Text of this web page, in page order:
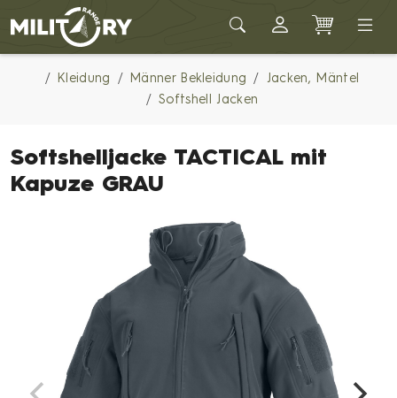
Army shop MILITARY RANGE
Kleidung Männer Bekleidung
Jacken, Mäntel
Softshell Jacken
Softshelljacke TACTICAL mit
Kapuze GRAU